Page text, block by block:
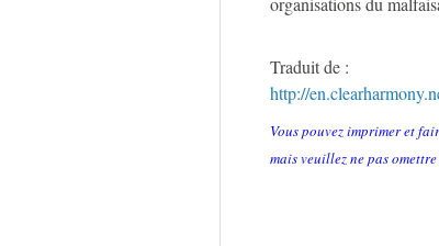
Traduit de :
http://
Vous pouvez imprimer et
mais veuillez ne pas